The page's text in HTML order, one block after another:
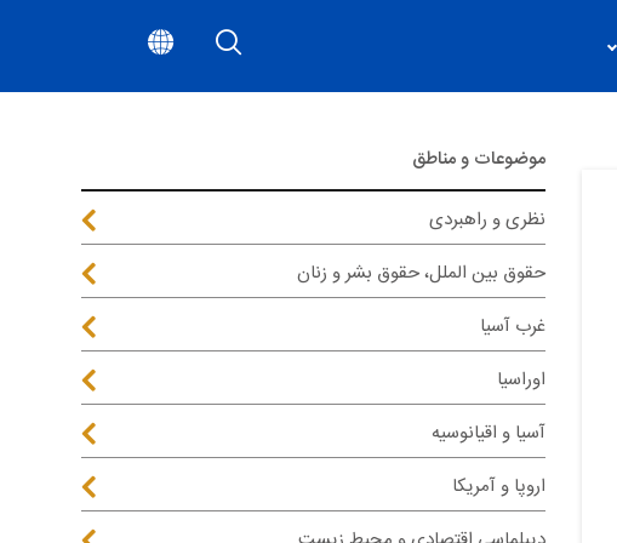
موضوعات و مناطق
نظری و راهبردی
حقوق بین الملل، حقوق بشر و زنان
غرب آسیا
اوراسیا
آسیا و اقیانوسیه
اروپا و آمریکا